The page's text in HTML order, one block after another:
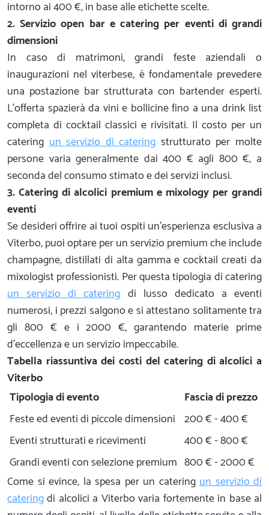
intorno ai 400 €, in base alle etichette scelte.
2. Servizio open bar e catering per eventi di grandi
dimensioni
In caso di matrimoni, grandi feste aziendali o
inaugurazioni nel viterbese, è fondamentale prevedere
una postazione bar strutturata con bartender esperti.
L'offerta spazierà da vini e bollicine fino a una drink list
completa di cocktail classici e rivisitati. Il costo per un
cateringun servizio di catering strutturato per molte
persone varia generalmente dai 400 € agli 800 €, a
seconda del consumo stimato e dei servizi inclusi.
3. Catering di alcolici premium e mixology per grandi
eventi
Se desideri offrire ai tuoi ospiti un'esperienza esclusiva a
Viterbo, puoi optare per un servizio premium che include
champagne, distillati di alta gamma e cocktail creati da
mixologist professionisti. Per questa tipologia di catering
un servizio di catering di lusso dedicato a eventi
numerosi, i prezzi salgono e si attestano solitamente tra
gli 800 € e i 2000 €, garantendo materie prime
d'eccellenza e un servizio impeccabile.
Tabella riassuntiva dei costi del catering di alcolici a
Viterbo
Tipologia di evento
Fascia di prezzo
Feste ed eventi di piccole dimensioni 200 € - 400 €
Eventi strutturati e ricevimenti
400 € - 800 €
Grandi eventi con selezione premium 800 € - 2000 €
Come si evince, la spesa per un catering un servizio di
cateringdi alcolici a Viterbo varia fortemente in base al